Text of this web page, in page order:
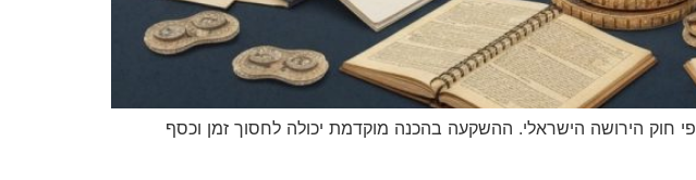
פי חוק הירושה הישראלי. ההשקעה בהכנה מוקדמת יכולה לחסוך זמן וכסף